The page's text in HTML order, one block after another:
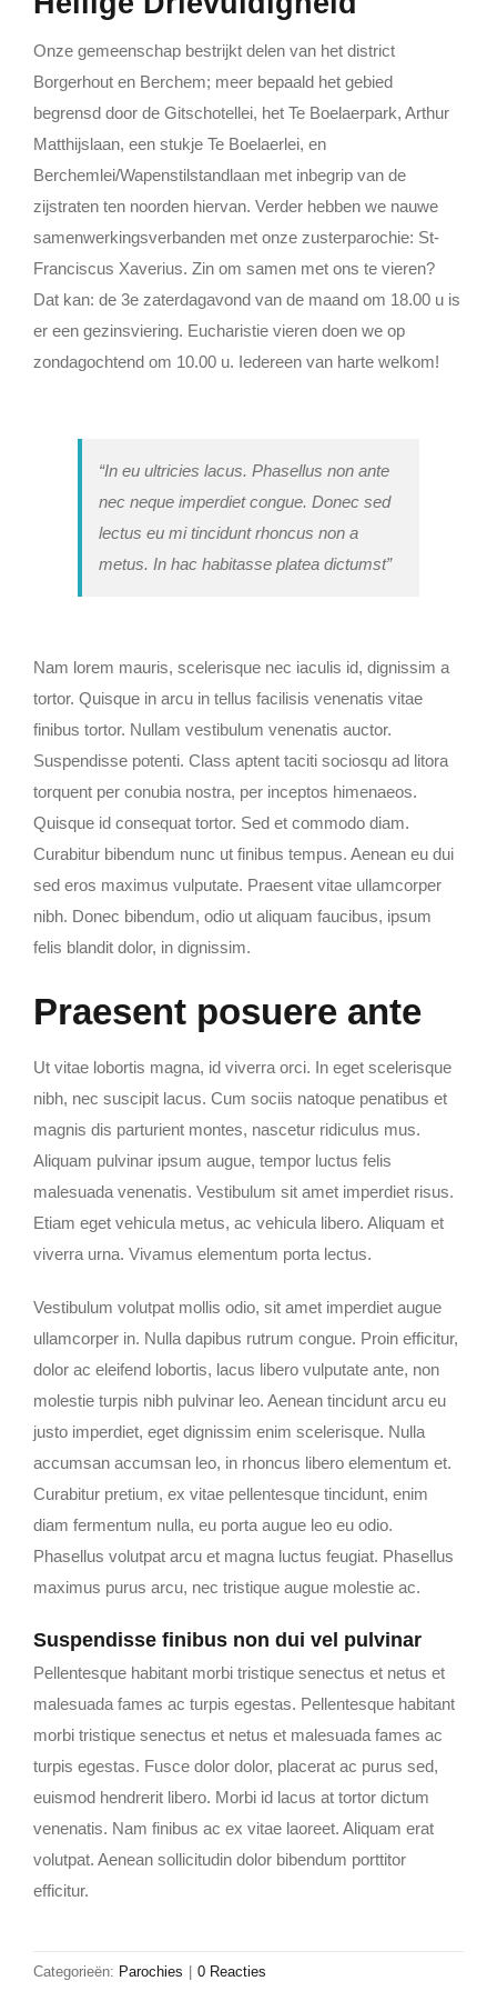
Lid Worden
Onze gemeenschap bestrijkt delen van het district
Borgerhout en Berchem; meer bepaald het gebied
begrensd door de Gitschotellei, het Te Boelaerpark, Arthur
Matthijslaan, een stukje Te Boelaerlei, en
Berchemlei/Wapenstilstandlaan met inbegrip van de
zijstraten ten noorden hiervan. Verder hebben we nauwe
samenwerkingsverbanden met onze zusterparochie: St-
Franciscus Xaverius. Zin om samen met ons te vieren?
Dat kan: de 3e zaterdagavond van de maand om 18.00 u is
er een gezinsviering. Eucharistie vieren doen we op
zondagochtend om 10.00 u. Iedereen van harte welkom!
“In eu ultricies lacus. Phasellus non ante
nec neque imperdiet congue. Donec sed
lectus eu mi tincidunt rhoncus non a
metus. In hac habitasse platea dictumst”
Nam lorem mauris, scelerisque nec iaculis id, dignissim a
tortor. Quisque in arcu in tellus facilisis venenatis vitae
finibus tortor. Nullam vestibulum venenatis auctor.
Suspendisse potenti. Class aptent taciti sociosqu ad litora
torquent per conubia nostra, per inceptos himenaeos.
Quisque id consequat tortor. Sed et commodo diam.
Curabitur bibendum nunc ut finibus tempus. Aenean eu dui
sed eros maximus vulputate. Praesent vitae ullamcorper
nibh. Donec bibendum, odio ut aliquam faucibus, ipsum
felis blandit dolor, in dignissim.
Praesent posuere ante
Ut vitae lobortis magna, id viverra orci. In eget scelerisque
nibh, nec suscipit lacus. Cum sociis natoque penatibus et
magnis dis parturient montes, nascetur ridiculus mus.
Aliquam pulvinar ipsum augue, tempor luctus felis
malesuada venenatis. Vestibulum sit amet imperdiet risus.
Etiam eget vehicula metus, ac vehicula libero. Aliquam et
viverra urna. Vivamus elementum porta lectus.
Vestibulum volutpat mollis odio, sit amet imperdiet augue
ullamcorper in. Nulla dapibus rutrum congue. Proin efficitur,
dolor ac eleifend lobortis, lacus libero vulputate ante, non
molestie turpis nibh pulvinar leo. Aenean tincidunt arcu eu
justo imperdiet, eget dignissim enim scelerisque. Nulla
accumsan accumsan leo, in rhoncus libero elementum et.
Curabitur pretium, ex vitae pellentesque tincidunt, enim
diam fermentum nulla, eu porta augue leo eu odio.
Phasellus volutpat arcu et magna luctus feugiat. Phasellus
maximus purus arcu, nec tristique augue molestie ac.
Suspendisse finibus non dui vel pulvinar
Pellentesque habitant morbi tristique senectus et netus et
malesuada fames ac turpis egestas. Pellentesque habitant
morbi tristique senectus et netus et malesuada fames ac
turpis egestas. Fusce dolor dolor, placerat ac purus sed,
euismod hendrerit libero. Morbi id lacus at tortor dictum
venenatis. Nam finibus ac ex vitae laoreet. Aliquam erat
volutpat. Aenean sollicitudin dolor bibendum porttitor
efficitur.
Categorieën: Parochies 0 Reacties